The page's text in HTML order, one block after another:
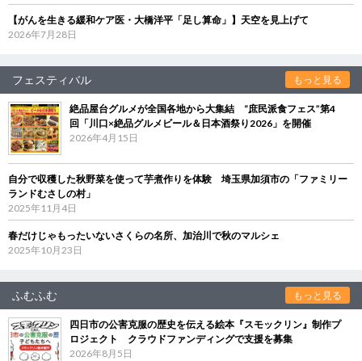
【がんを生きる緩和ケア医・大橋洋平「足し算命」】天空を見上げて
2026年7月28日
フェスティバル もっと見る
絶品屋台グルメが全国各地から大集結 “庶民派食フェス”第4
回「川口×絶品グルメビール＆日本酒祭り2026」を開催
2026年4月15日
自分で収穫した秋野菜を使って芋煮作りを体験 埼玉県加須市の「ファミリー
ランドむさしの村」
2025年11月4日
春だけじゃもったいないさくらの名所、加治川で秋のマルシェ
2025年10月23日
ふむふむ もっと見る
四日市の公害克服の歴史を伝える絵本『スモックリン』制作プ
ロジェクト クラウドファンディングで支援を募集
2026年8月5日